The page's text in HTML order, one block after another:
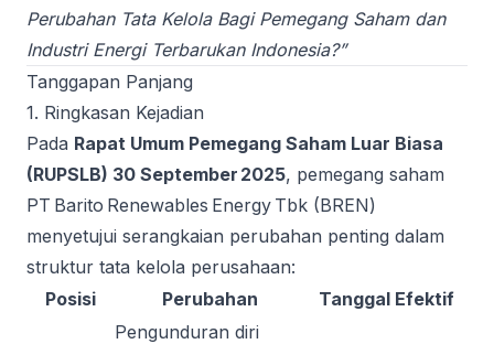
Perubahan Tata Kelola Bagi Pemegang Saham dan
Industri Energi Terbarukan Indonesia?”
Tanggapan Panjang
1. Ringkasan Kejadian
Pada Rapat Umum Pemegang Saham Luar Biasa
(RUPSLB) 30 September 2025, pemegang saham
PT Barito Renewables Energy Tbk (BREN)
menyetujui serangkaian perubahan penting dalam
struktur tata kelola perusahaan:
Posisi
Perubahan Tanggal Efektif
Pengunduran diri